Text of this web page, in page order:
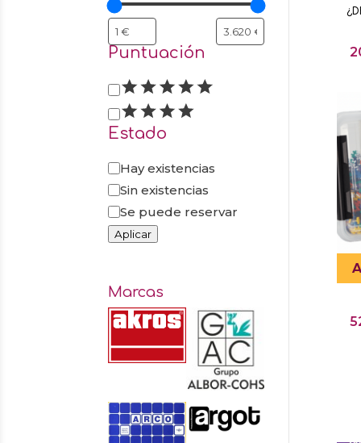
Puntuación
Puntuación
Estado
Estado
Hay existencias
Sin existencias
Se puede reservar
Aplicar
Marcas